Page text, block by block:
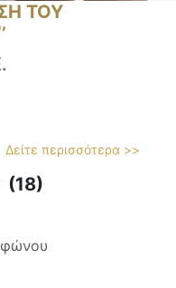
ΤΟΥ
Δείτε περισσότερα >>
(18)